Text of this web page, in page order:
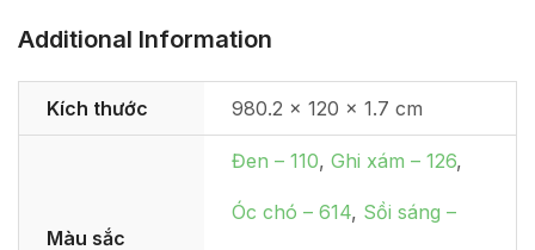
Additional Information
Kích thước 980.2 × 120 × 1.7 cm
Màu sắc
Đen – 110, Ghi xám – 126,
Óc chó – 614, Sồi sáng –